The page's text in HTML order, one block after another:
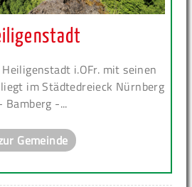
i.OFr. mit seinen
im Städtedreieck Nürnberg
Bamberg -...
Gemeinde